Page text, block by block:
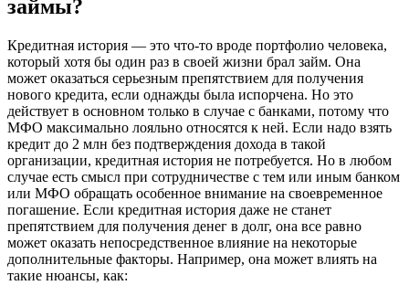
займы?
Кредитная история — это что-то вроде портфолио человека,
который хотя бы один раз в своей жизни брал займ. Она
может оказаться серьезным препятствием для получения
нового кредита, если однажды была испорчена. Но это
действует в основном только в случае с банками, потому что
МФО максимально лояльно относятся к ней. Если надо взять
кредит до 2 млн без подтверждения дохода в такой
организации, кредитная история не потребуется. Но в любом
случае есть смысл при сотрудничестве с тем или иным банком
или МФО обращать особенное внимание на своевременное
погашение. Если кредитная история даже не станет
препятствием для получения денег в долг, она все равно
может оказать непосредственное влияние на некоторые
дополнительные факторы. Например, она может влиять на
такие нюансы, как: